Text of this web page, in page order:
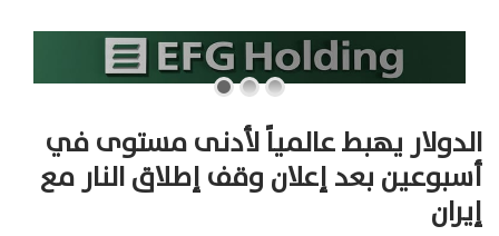
الدولار يهبط عالمياً لأدنى مستوى في
أسبوعين بعد إعلان وقف إطلاق النار مع
إيران